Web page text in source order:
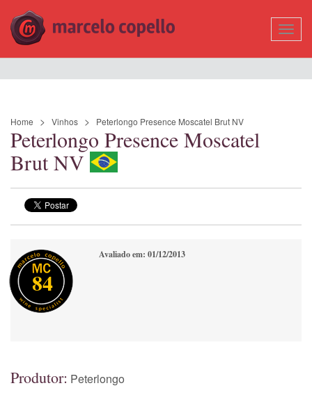
Home Vinhos Peterlongo Presence Moscatel Brut NV
Peterlongo Presence Moscatel
Brut NV
84
Avaliado em: 01/12/2013
Produtor: Peterlongo